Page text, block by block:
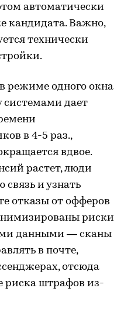
автоматически
кандидата. Важно,
технически
режиме одного окна
системами дает
в 4-5 раз.,
вдвое.
растет, люди
связь и узнать
отказы от офферов
риски
данными — сканы
в почте,
отсюда
риска штрафов из-